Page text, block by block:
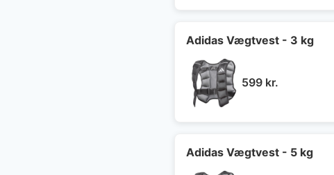
599 kr..
Adidas Vægtvest - 3 kg
599 kr.
Adidas Vægtvest - 5 kg